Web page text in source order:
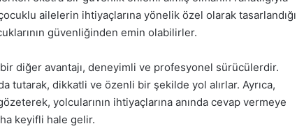
ailelerin ihtiyaçlarına yönelik özel olarak tasarlandığı
güvenliğinden emin olabilirler.
diğer avantajı, deneyimli ve profesyonel sürücülerdir.
tutarak, dikkatli ve özenli bir şekilde yol alırlar. Ayrıca,
yolcularının ihtiyaçlarına anında cevap vermeye
keyifli hale gelir.